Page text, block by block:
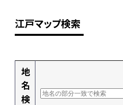
江戸マップ検索
地
名
検